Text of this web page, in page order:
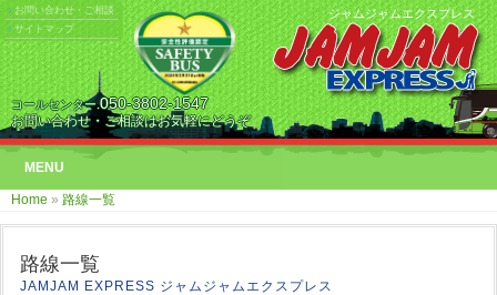
ジャムジャムエクスプレス
コールセンター.050-3802-1547
お問い合わせ・ご相談はお気軽にどうぞ
お問い合わせ・ご相談
サイトマップ
MENU
Home » 路線一覧
路線一覧
JAMJAM EXPRESS ジャムジャムエクスプレス